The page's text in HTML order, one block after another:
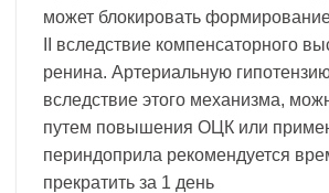
может блокировать
II вследствие компенсаторного
ренина. Артериальную
вследствие этого механизма,
путем повышения ОЦК или
периндоприла рекомендуется
прекратить за 1 день